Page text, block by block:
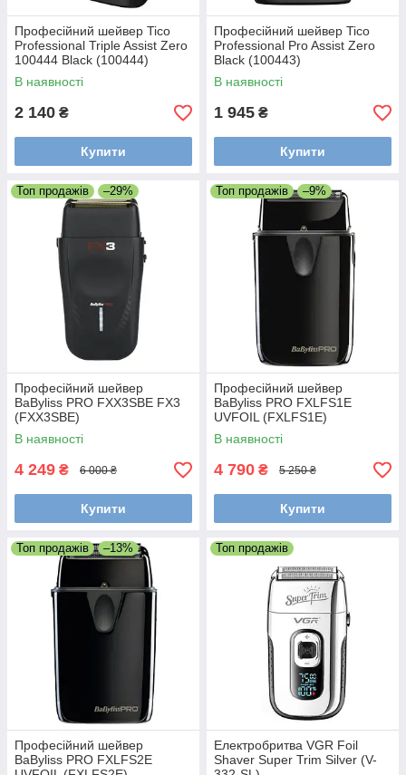
Професійний шейвер Tico
Professional Triple Assist Zero
100444 Black (100444)
В наявності
2 140 ₴
Купити
Професійний шейвер Tico
Professional Pro Assist Zero
Black (100443)
В наявності
1 945 ₴
Купити
Топ продажів –29%
Професійний шейвер
BaByliss PRO FXX3SBE FX3
(FXX3SBE)
В наявності
4 249 ₴ 6 000 ₴
Купити
Топ продажів –9%
Професійний шейвер
BaByliss PRO FXLFS1E
UVFOIL (FXLFS1E)
В наявності
4 790 ₴ 5 250 ₴
Купити
Топ продажів –13%
Професійний шейвер
BaByliss PRO FXLFS2E
Топ продажів
Електробритва VGR Foil
Shaver Super Trim Silver (V-